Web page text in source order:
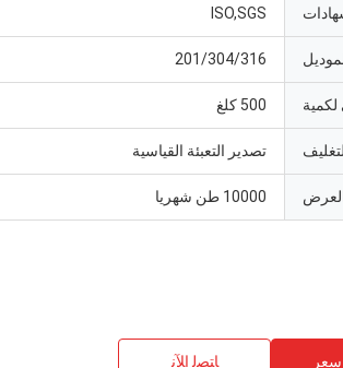
ISO,SGS
201/304/316
لكمية 500 كلغ
تصدير التعبئة القياسية
10000 طن شهريا
ﺎﺘﺼﻟ ﺍﻶﻧ